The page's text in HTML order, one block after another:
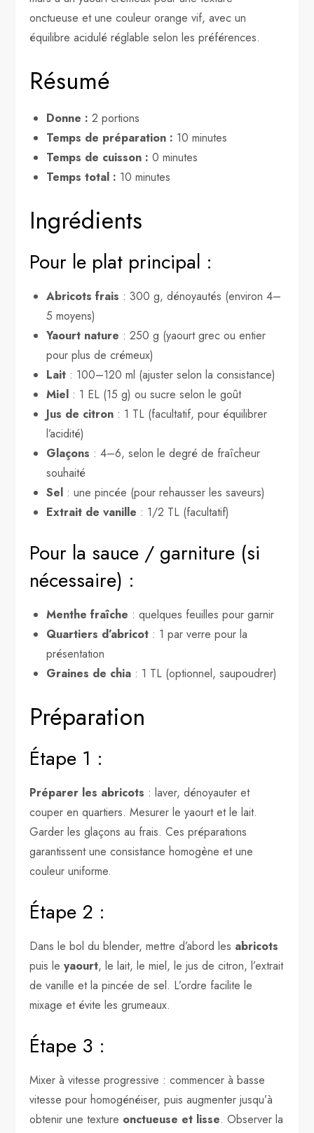
onctueuse et une couleur orange vif, avec un
équilibre acidulé réglable selon les préférences.
Résumé
Donne : 2 portions
Temps de préparation : 10 minutes
Temps de cuisson : 0 minutes
Temps total : 10 minutes
Ingrédients
Pour le plat principal :
Abricots frais : 300 g, dénoyautés (environ 4–
5 moyens)
Yaourt nature : 250 g (yaourt grec ou entier
pour plus de crémeux)
Lait : 100–120 ml (ajuster selon la consistance)
Miel : 1 EL (15 g) ou sucre selon le goût
Jus de citron : 1 TL (facultatif, pour équilibrer
l’acidité)
Glaçons : 4–6, selon le degré de fraîcheur
souhaité
Sel : une pincée (pour rehausser les saveurs)
Extrait de vanille : 1/2 TL (facultatif)
Pour la sauce / garniture (si
nécessaire) :
Menthe fraîche : quelques feuilles pour garnir
Quartiers d’abricot : 1 par verre pour la
présentation
Graines de chia : 1 TL (optionnel, saupoudrer)
Préparation
Étape 1 :
Préparer les abricots : laver, dénoyauter et
couper en quartiers. Mesurer le yaourt et le lait.
Garder les glaçons au frais. Ces préparations
garantissent une consistance homogène et une
couleur uniforme.
Étape 2 :
Dans le bol du blender, mettre d’abord les abricots
puis leyaourt, le lait, le miel, le jus de citron, l’extrait
de vanille et la pincée de sel. L’ordre facilite le
mixage et évite les grumeaux.
Étape 3 :
Mixer à vitesse progressive : commencer à basse
vitesse pour homogénéiser, puis augmenter jusqu’à
obtenir une texture onctueuse et lisse. Observer la